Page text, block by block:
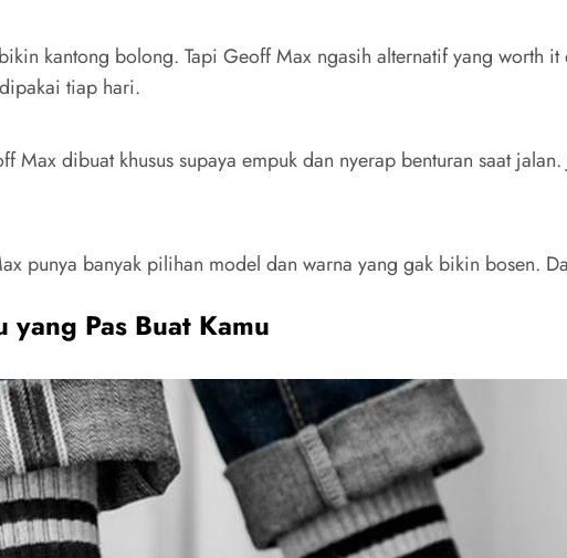
kantong bolong. Tapi Geoff Max ngasih alternatif yang worth
tiap hari.
dibuat khusus supaya empuk dan nyerap benturan saat
punya banyak pilihan model dan warna yang gak bikin bosen.
Pas Buat Kamu